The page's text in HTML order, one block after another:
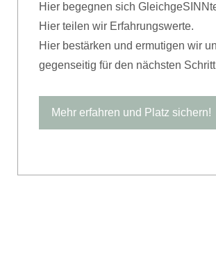
Hier begegnen sich
Hier teilen wir Erfahrungswerte.
Hier bestärken und ermutigen wir
gegenseitig für den nächsten
Mehr erfahren und Platz sichern!